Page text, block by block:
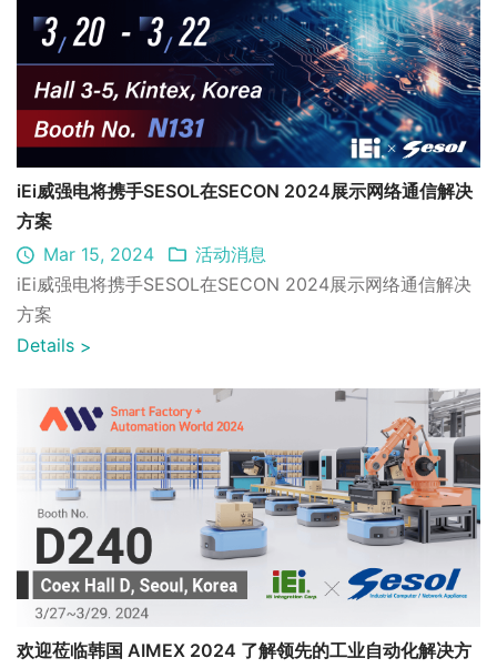
iEi威强电将携手SESOL在SECON 2024展示网络通信解决
方案
Mar 15, 2024
活动消息
iEi威强电将携手SESOL在SECON 2024展示网络通信解决
方案
Details >
欢迎莅临韩国 AIMEX 2024 了解领先的工业自动化解决方